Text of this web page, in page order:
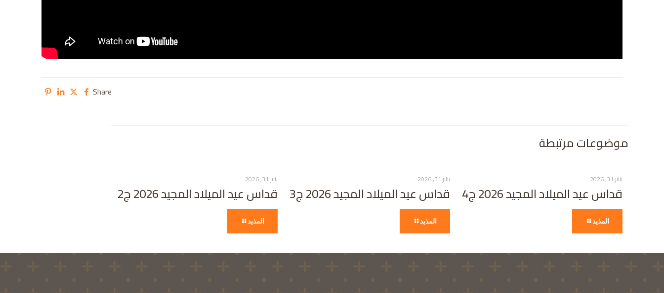
Share
موضوعات مرتبطة
يناير 31, 2026
قداس عيد الميلاد المجيد 2026 ج4
المذيد
يناير 31, 2026
قداس عيد الميلاد المجيد 2026 ج3
المذيد
يناير 31, 2026
قداس عيد الميلاد المجيد 2026 ج2
المذيد